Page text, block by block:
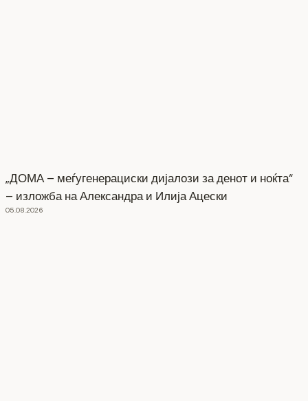
„ДОМА – меѓугенерациски дијалози за денот и ноќта“
– изложба на Александра и Илија Ацески
05.08.2026